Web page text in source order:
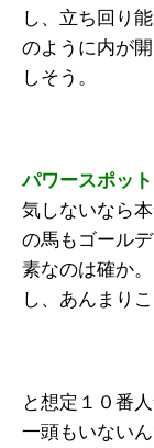
し、立ち回り
のように内が
しそう。
パワースポット
気しないなら
の馬もゴール
素なのは確か
し、あんまり
と想定１０番
一頭もいないん